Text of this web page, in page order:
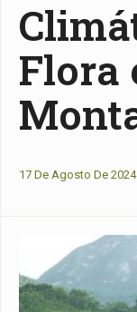
Flora
17 De Agosto De 2024